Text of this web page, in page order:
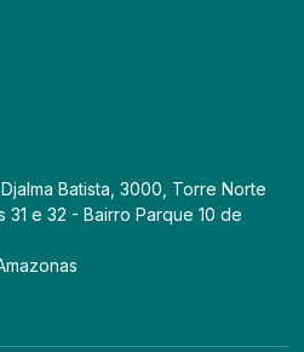
Batista, 3000, Torre Norte
31 e 32 - Bairro Parque 10 de